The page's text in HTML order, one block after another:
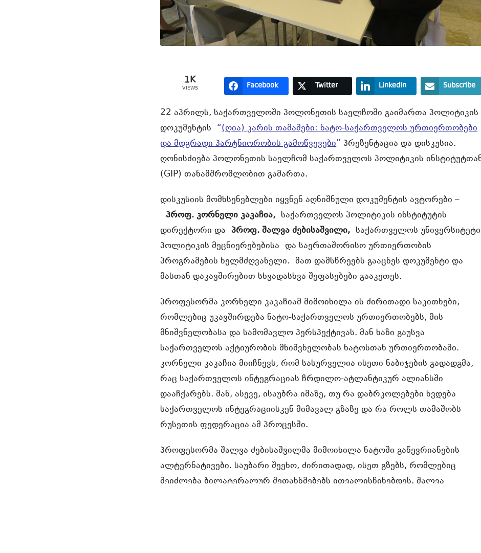
1K
VIEWS Facebook Twitter LinkedIn Subscribe
22 აპრილს, საქართველოში პოლონეთის საელჩოში გაიმართა პოლიტიკის
დოკუმენტის “(ღია) კარის თამაშები: ნატო-საქართველოს ურთიერთობები
და მდგრადი პარტნიორობის გამოწვევები” პრეზენტაცია და დისკუსია.
ღონისძიება პოლონეთის საელჩომ საქართველოს პოლიტიკის
(GIP) თანამშრომლობით გამართა.
დისკუსიის მომხსენებლები იყვნენ აღნიშნული დოკუმენტის ავტორები –
პროფ. კორნელი კაკაჩია, საქართველოს პოლიტიკის ინსტიტუტის
დირექტორი დაპროფ. შალვა ძებისაშვილი, საქართველოს
პოლიტიკის მეცნიერებებისადა საერთაშორისო ურთიერთობის
პროგრამების ხელმძღვანელი.მათ დამსწრეებს გააცნეს დოკუმენტი და
მასთან დაკავშირებით სხვადასხვა შეფასებები გააკეთეს.
პროფესორმა კორნელი კაკაჩიამ მიმოიხილა ის ძირითადი საკითხები,
რომლებიც უკავშირდება ნატო-საქართველოს ურთიერთობებს, მის
მნიშვნელობასა და სამომავლო პერსპექტივას. მან ხაზი გაუსვა
საქართველოს აქტიურობის მნიშვნელობას ნატოსთან ურთიერთობაში.
კორნელი კაკაჩია მიიჩნევს, რომ სასურველია ისეთი ნაბიჯების გადადგმა,
რაც საქართველოს ინტეგრაციას ჩრდილო-ატლანტიკურ ალიანსში
დააჩქარებს. მან, ასევე, ისაუბრა იმაზე, თუ რა დაბრკოლებები ხვდება
საქართველოს ინტეგრაციისკენ მიმავალ გზაზე და რა როლს თამაშობს
რუსეთის ფედერაცია ამ პროცესში.
პროფესორმა შალვა ძებისაშვილმა მიმოიხილა ნატოში გაწევრიანების
ალტერნატივები. საუბარი შეეხო, ძირითადად, ისეთ გზებს, რომლებიც
შეიძლება ბილატერალურ შეთახნმებებს ითვალისწინებდეს. შალვა